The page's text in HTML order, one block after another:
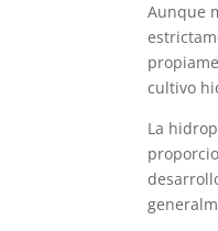
Aunque
cultivo
La